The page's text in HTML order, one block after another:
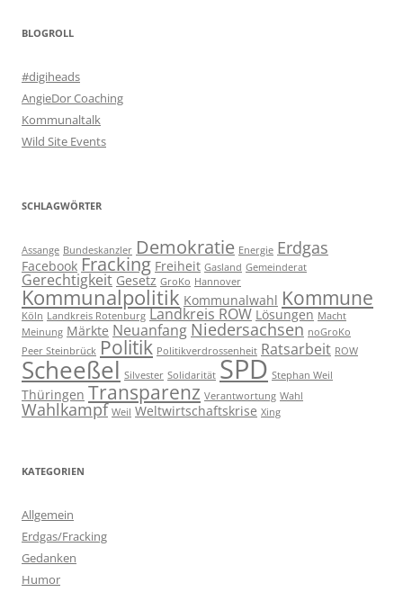
BLOGROLL
#digiheads
AngieDor Coaching
Kommunaltalk
Wild Site Events
SCHLAGWÖRTER
Assange Bundeskanzler Demokratie Energie Erdgas
Facebook Fracking Freiheit Gasland Gemeinderat
Gerechtigkeit Gesetz GroKo Hannover
Kommunalpolitik Kommunalwahl Kommune
Köln Landkreis Rotenburg Landkreis ROW Lösungen Macht
Meinung Märkte NeuanfangNiedersachsen noGroKo
Peer Steinbrück Politik Politikverdrossenheit Ratsarbeit ROW
Scheeßel Silvester Solidarität SPD Stephan Weil
Thüringen Transparenz Verantwortung Wahl
Wahlkampf Weil Weltwirtschaftskrise Xing
KATEGORIEN
Allgemein
Erdgas/Fracking
Gedanken
Humor